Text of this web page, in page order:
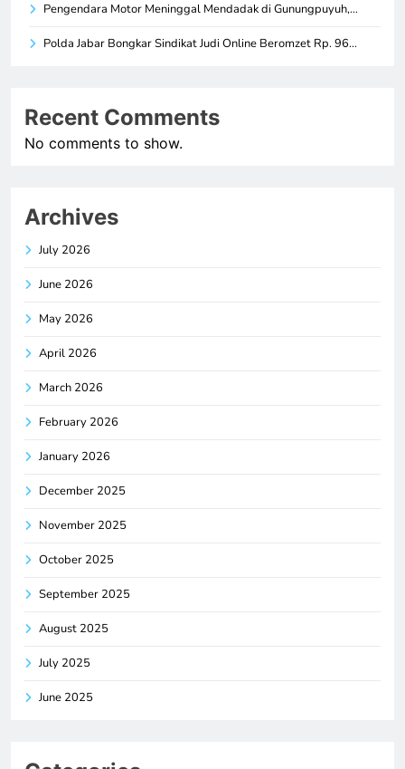
Pengendara Motor Meninggal Mendadak di Gunungpuyuh,…
Polda Jabar Bongkar Sindikat Judi Online Beromzet Rp. 96…
Recent Comments
No comments to show.
Archives
July 2026
June 2026
May 2026
April 2026
March 2026
February 2026
January 2026
December 2025
November 2025
October 2025
September 2025
August 2025
July 2025
June 2025